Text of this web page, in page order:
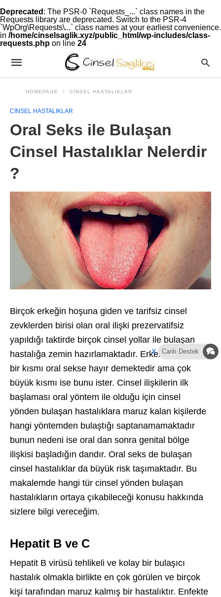
Deprecated : The PSR-0 `Requests_...` class names in the
Requests library are deprecated. Switch to the PSR-4
`WpOrg\Requests\...` class names at your earliest convenience.
in /home/cinselsaglik.xyz/public_html/wp-includes/class-
requests.php on line 24
xCanlı Destek
HOMEPAGE CINSEL HASTALIKLAR
CINSEL HASTALIKLAR
Oral Seks ile Bulaşan
Cinsel Hastalıklar Nelerdir
?
Birçok erkeğin hoşuna giden ve tarifsiz cinsel
zevklerden birisi olan oral ilişki prezervatifsiz
yapıldığı taktirde birçok cinsel yollar ile bulaşan
hastalığa zemin hazırlamaktadır. Erkeklerin çok az
bir kısmı oral sekse hayır demektedir ama çok
büyük kısmı ise bunu ister. Cinsel ilişkilerin ilk
başlaması oral yöntem ile olduğu için cinsel
yönden bulaşan hastalıklara maruz kalan kişilerde
hangi yöntemden bulaştığı saptanamamaktadır
bunun nedeni ise oral dan sonra genital bölge
ilişkisi başladığın dandır. Oral seks de bulaşan
cinsel hastalıklar da büyük risk taşımaktadır. Bu
makalemde hangi tür cinsel yönden bulaşan
hastalıkların ortaya çıkabileceği konusu hakkında
sizlere bilgi vereceğim.
Hepatit B ve C
Hepatit B virüsü tehlikeli ve kolay bir bulaşıcı
hastalık olmakla birlikte en çok görülen ve birçok
kişi tarafından maruz kalmış bir hastalıktır. Enfekte